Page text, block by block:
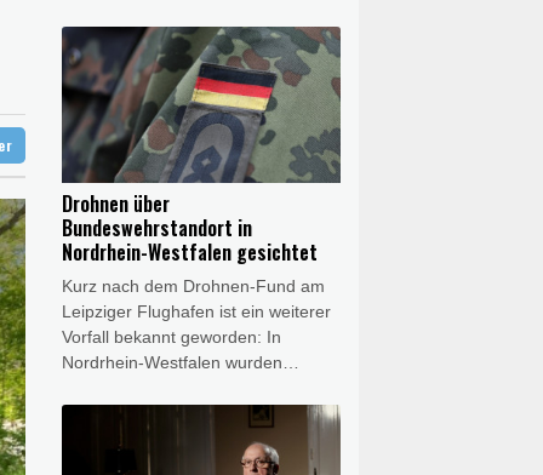
Blanche
früh wie nie
Drohnen über
Bundeswehrstandort in
Nordrhein-Westfalen gesichtet
Kurz nach dem Drohnen-Fund am
Leipziger Flughafen ist ein weiterer
Vorfall bekannt geworden: In
Nordrhein-Westfalen wurden
Bundeswehrstandort gesichtet. Ein
Sprecher des operativen
Führungskommandos der